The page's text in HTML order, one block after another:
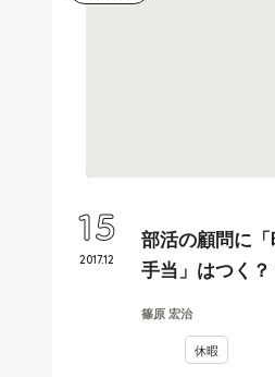
部活の顧問に
手当」はつく？
篠原 宏治
休暇
2017.12
15